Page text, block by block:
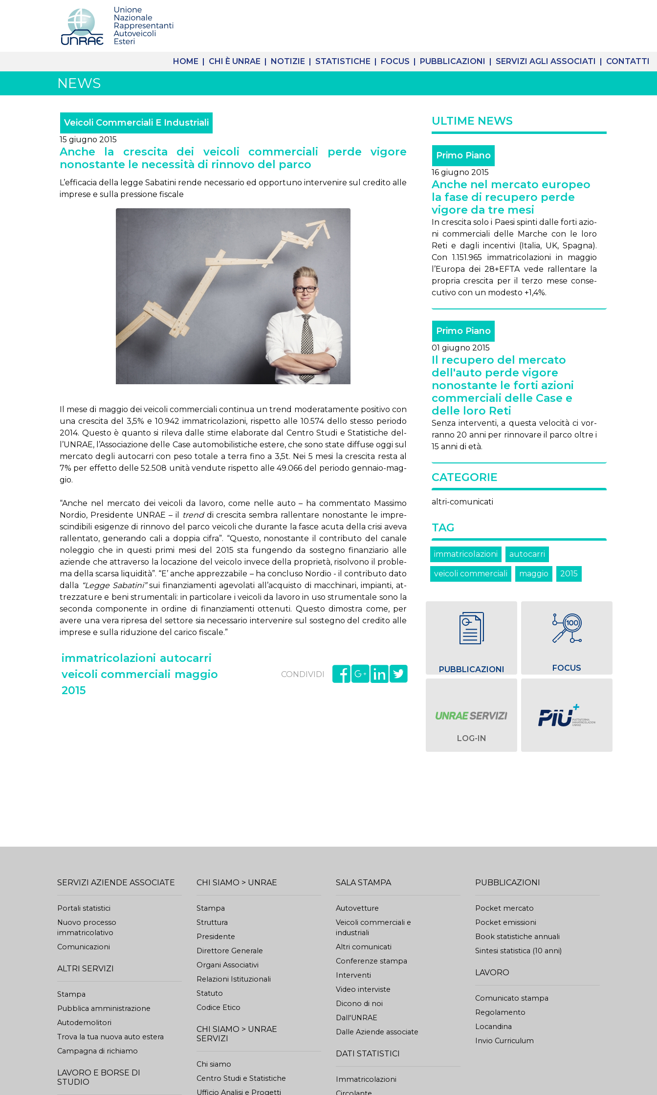
HOME | CHI È UNRAE | NOTIZIE | STATISTICHE | FOCUS | PUBBLICAZIONI | SERVIZI AGLI ASSOCIATI | CONTATTI
NEWS
Veicoli Commerciali E Industriali
15 giugno 2015
Anche la crescita dei veicoli commerciali perde vigore
nonostante le necessità di rinnovo del parco
L’efficacia della legge Sabatini rende necessario ed opportuno intervenire sul credito alle
imprese e sulla pressione fiscale
Il me­se di mag­gio dei vei­co­li com­mer­cia­li con­ti­nua un trend mo­de­ra­ta­men­te po­si­ti­vo con
una cre­sci­ta del 3,5% e 10.942 im­ma­tri­co­la­zio­ni, ri­spet­to al­le 10.574 del­lo stes­so pe­rio­do
2014. Que­sto è quan­to si ri­le­va dal­le sti­me ela­bo­ra­te dal Cen­tro Stu­di e Sta­ti­sti­che del­
l’UN­RAE, l’As­so­cia­zio­ne del­le Ca­se au­to­mo­bi­li­sti­che este­re, che so­no sta­te dif­fu­se og­gi sul
mer­ca­to de­gli au­to­car­ri con pe­so to­ta­le a ter­ra fi­no a 3,5t. Nei 5 me­si la cre­sci­ta re­sta al
7% per ef­fet­to del­le 52.508 uni­tà ven­du­te ri­spet­to al­le 49.066 del pe­rio­do gen­na­io-mag­
gio.
“An­che nel mer­ca­to dei vei­co­li da la­vo­ro, co­me nel­le au­to – ha com­men­ta­to Mas­si­mo
Nor­dio, Pre­si­den­te UN­RAE – il
trenddi cre­sci­ta sem­bra ral­len­ta­re no­no­stan­te le im­pre­
scin­di­bi­li esi­gen­ze di rin­no­vo del par­co vei­co­li che du­ran­te la fa­sce acu­ta del­la cri­si ave­va
ral­len­ta­to, ge­ne­ran­do ca­li a dop­pia ci­fra”. “Que­sto, no­no­stan­te il con­tri­bu­to del ca­na­le
no­leg­gio che in que­sti pri­mi me­si del 2015 sta fun­gen­do da so­ste­gno fi­nan­zia­rio al­le
azien­de che at­tra­ver­so la lo­ca­zio­ne del vei­co­lo in­ve­ce del­la pro­prie­tà, ri­sol­vo­no il pro­ble­
ma del­la scar­sa li­qui­di­tà”. “E’ an­che ap­prez­za­bi­le – ha con­clu­so Nor­dio - il con­tri­bu­to da­to
dal­la “Leg­ge Sa­ba­ti­ni”sui fi­nan­zia­men­ti age­vo­la­ti al­l’ac­qui­sto di mac­chi­na­ri, im­pian­ti, at­
trez­za­tu­re e be­ni stru­men­ta­li: in par­ti­co­la­re i vei­co­li da la­vo­ro in uso stru­men­ta­le so­no la
se­con­da com­po­nen­te in or­di­ne di fi­nan­zia­men­ti ot­te­nu­ti. Que­sto di­mo­stra co­me, per
ave­re una ve­ra ri­pre­sa del set­to­re sia ne­ces­sa­rio in­ter­ve­ni­re sul so­ste­gno del cre­di­to al­le
im­pre­se e sul­la ri­du­zio­ne del ca­ri­co fi­sca­le.”
immatricolazioni autocarri
veicoli commerciali maggio
2015
CONDIVIDI
ULTIME NEWS
Primo Piano
16 giugno 2015
Anche nel mercato europeo
la fase di recupero perde
vigore da tre mesi
In cre­sci­ta so­lo i Pae­si spin­ti dal­le for­ti azio­
ni com­mer­cia­li del­le Mar­che con le lo­ro
Re­ti e da­gli in­cen­ti­vi (Ita­lia, UK, Spa­gna).
Con 1.151.965 im­ma­tri­co­la­zio­ni in mag­gio
l’Eu­ro­pa dei 28+EF­TA ve­de ral­len­ta­re la
pro­pria cre­sci­ta per il ter­zo me­se con­se­
cu­ti­vo con un mo­de­sto +1,4%.
Primo Piano
01 giugno 2015
Il recupero del mercato
dell'auto perde vigore
nonostante le forti azioni
commerciali delle Case e
delle loro Reti
Sen­za in­ter­ven­ti, a que­sta ve­lo­ci­tà ci vor­
ran­no 20 an­ni per rin­no­va­re il par­co ol­tre i
15 an­ni di età.
CATEGORIE
altri-comunicati
TAG
immatricolazioni autocarri
veicoli commerciali maggio 2015
PUBBLICAZIONI FOCUS
LOG-IN
SERVIZI AZIENDE ASSOCIATE
Portali statistici
Nuovo processo
immatricolativo
Comunicazioni
ALTRI SERVIZI
Stampa
Pubblica amministrazione
Autodemolitori
Trova la tua nuova auto estera
Campagna di richiamo
LAVORO E BORSE DI
STUDIO
CHI SIAMO > UNRAE
Stampa
Struttura
Presidente
Direttore Generale
Organi Associativi
Relazioni Istituzionali
Statuto
Codice Etico
CHI SIAMO > UNRAE
SERVIZI
Chi siamo
Centro Studi e Statistiche
Ufficio Analisi e Progetti
SALA STAMPA
Autovetture
Veicoli commerciali e
industriali
Altri comunicati
Conferenze stampa
Interventi
Video interviste
Dicono di noi
Dall'UNRAE
Dalle Aziende associate
DATI STATISTICI
Immatricolazioni
PUBBLICAZIONI
Pocket mercato
Pocket emissioni
Book statistiche annuali
Sintesi statistica (10 anni)
LAVORO
Comunicato stampa
Regolamento
Locandina
Invio Curriculum